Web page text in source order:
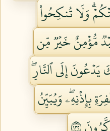
وَلَا تُنكِحُواْ
مُّؤۡمِنٌ خَيۡرٞ مِّن
إِلَى ٱلنَّارِۖ
بِإِذۡنِهِۦۖ وَيُبَيِّنُ